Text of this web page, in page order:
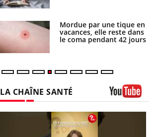
Mordue par une tique en
vacances, elle reste dans
le coma pendant 42 jours
LA CHAÎNE SANTÉ